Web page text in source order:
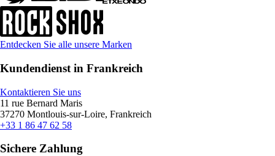
Entdecken Sie alle unsere Marken
Kundendienst in Frankreich
Kontaktieren Sie uns
11 rue Bernard Maris
37270 Montlouis-sur-Loire, Frankreich
+33 1 86 47 62 58
Sichere Zahlung